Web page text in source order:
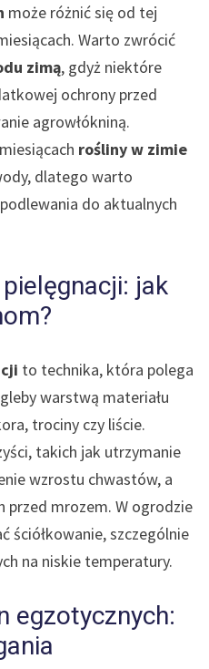
może różnić się od tej
Warto zwrócić
zimą, gdyż niektóre
ochrony przed
agrowłókniną.
rośliny w zimie
dlatego warto
do aktualnych
jak
to technika, która polega
warstwą materiału
trociny czy liście.
takich jak utrzymanie
wzrostu chwastów, a
przed mrozem. W ogrodzie
ściółkowanie, szczególnie
na niskie temperatury.
egzotycznych: